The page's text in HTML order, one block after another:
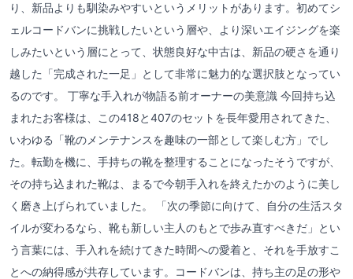
り、新品よりも馴染みやすいというメリットがあります。初めてシ
ェルコードバンに挑戦したいという層や、より深いエイジングを楽
しみたいという層にとって、状態良好な中古は、新品の硬さを通り
越した「完成された一足」として非常に魅力的な選択肢となってい
るのです。 丁寧な手入れが物語る前オーナーの美意識 今回持ち込
まれたお客様は、この418と407のセットを長年愛用されてきた、
いわゆる「靴のメンテナンスを趣味の一部として楽しむ方」でし
た。転勤を機に、手持ちの靴を整理することになったそうですが、
その持ち込まれた靴は、まるで今朝手入れを終えたかのように美し
く磨き上げられていました。 「次の季節に向けて、自分の生活スタ
イルが変わるなら、靴も新しい主人のもとで歩み直すべきだ」とい
う言葉には、手入れを続けてきた時間への愛着と、それを手放すこ
とへの納得感が共存しています。コードバンは、持ち主の足の形や